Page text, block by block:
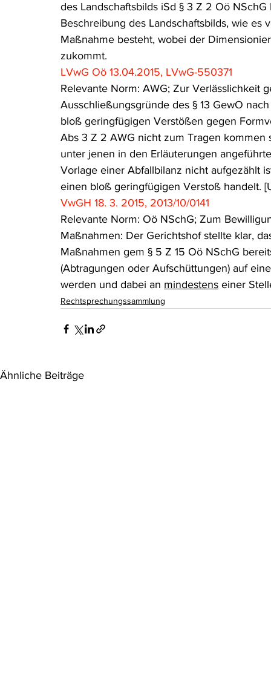
des Landschaftsbilds iSd § 3 Z 2 Oö
Beschreibung des Landschaftsbilds, wie
Maßnahme besteht, wobei der
zukommt.
LVwG Oö 13.04.2015, LVwG-550371
Relevante Norm: AWG; Zur Verlässlichkeit
Ausschließungsgründe des § 13 GewO
bloß geringfügigen Verstößen gegen
Abs 3 Z 2 AWG nicht zum Tragen
unter jenen in den Erläuterungen
Vorlage einer Abfallbilanz nicht aufgezählt
einen bloß geringfügigen Verstoß handelt.
VwGH 18. 3. 2015, 2013/10/0141
Relevante Norm: Oö NSchG; Zum
Maßnahmen: Der Gerichtshof stellte klar,
Maßnahmen gem § 5 Z 15 Oö NSchG
(Abtragungen oder Aufschüttungen) auf
werden und dabei an mindestens einer
Rechtsprechungssammlung
Ähnliche Beiträge